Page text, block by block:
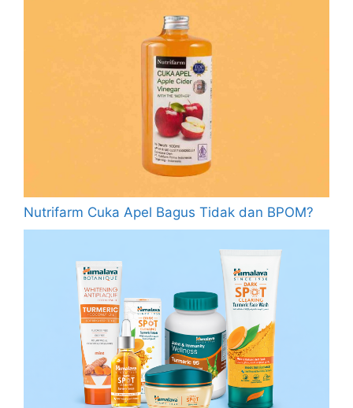
Nutrifarm Cuka Apel Bagus Tidak dan BPOM?